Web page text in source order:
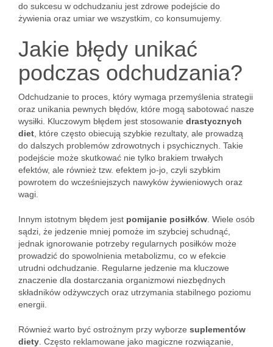
do sukcesu w odchudzaniu jest zdrowe podejście do
żywienia oraz umiar we wszystkim, co konsumujemy.
Jakie błędy unikać
podczas odchudzania?
Odchudzanie to proces, który wymaga przemyślenia strategii
oraz unikania pewnych błędów, które mogą sabotować nasze
wysiłki. Kluczowym błędem jest stosowanie drastycznych
diet , które często obiecują szybkie rezultaty, ale prowadzą
do dalszych problemów zdrowotnych i psychicznych. Takie
podejście może skutkować nie tylko brakiem trwałych
efektów, ale również tzw. efektem jo-jo, czyli szybkim
powrotem do wcześniejszych nawyków żywieniowych oraz
wagi.
Innym istotnym błędem jest pomijanie posiłków . Wiele osób
sądzi, że jedzenie mniej pomoże im szybciej schudnąć,
jednak ignorowanie potrzeby regularnych posiłków może
prowadzić do spowolnienia metabolizmu, co w efekcie
utrudni odchudzanie. Regularne jedzenie ma kluczowe
znaczenie dla dostarczania organizmowi niezbędnych
składników odżywczych oraz utrzymania stabilnego poziomu
energii.
Również warto być ostrożnym przy wyborze suplementów
diety . Często reklamowane jako magiczne rozwiązanie,